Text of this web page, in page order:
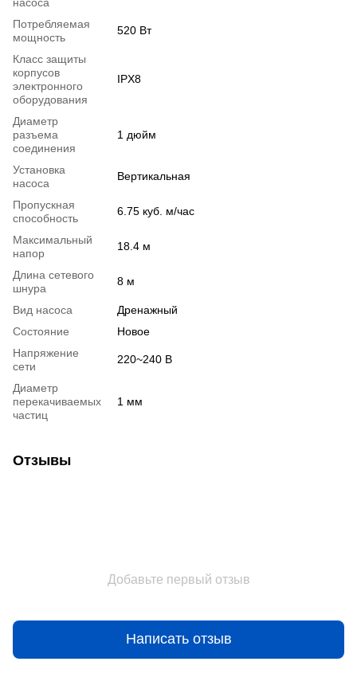
Потребляемая
мощность
520 Вт
Класс защиты
корпусов
электронного
оборудования
IPX8
Диаметр
разъема
соединения
1 дюйм
Установка
насоса
Вертикальная
Пропускная
способность
6.75 куб. м/час
Максимальный
напор
18.4 м
Длина сетевого
шнура
8 м
Вид насоса
Дренажный
Состояние
Новое
Напряжение
сети
220~240 В
Диаметр
перекачиваемых
частиц
1 мм
Отзывы
Добавьте первый отзыв
Написать отзыв